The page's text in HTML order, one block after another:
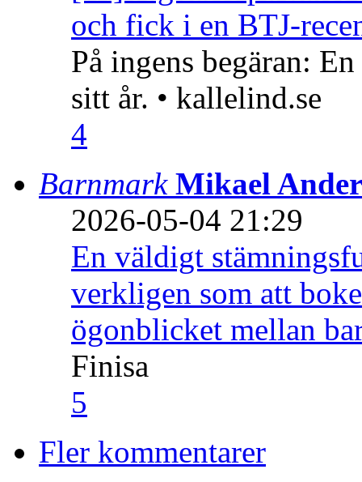
och fick i en BTJ-
På ingens begäran:
sitt år. • kallelind.se
4
Barnmark Mikael
2026-05-04 21:29
En väldigt
verkligen som att
ögonblicket mellan
Finisa
5
Fler kommentarer